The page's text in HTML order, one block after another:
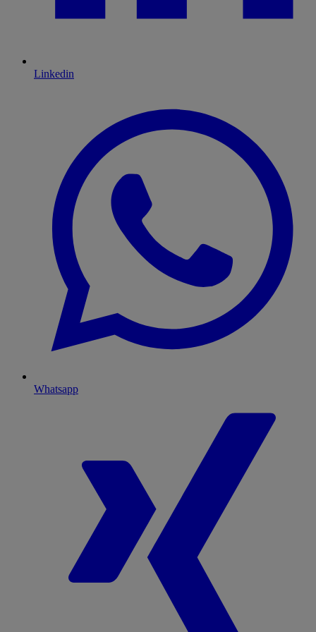
Linkedin
Whatsapp